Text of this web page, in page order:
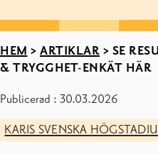
HEM > ARTIKLAR > SE
& TRYGGHET-ENKÄT HÄR
Publicerad : 30.03.2026
KARIS SVENSKA